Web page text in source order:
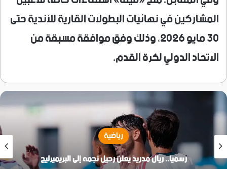
المشاركين في نهائيات البطولات القارية للأندية حتى
30 مايو 2026، وذلك وفق موافقة مسبقة من
الاتحاد الدولي لكرة القدم.
رياضية
رسميا.. ريال مدريد يعلن رحيل نجمه إلى البريميرليج